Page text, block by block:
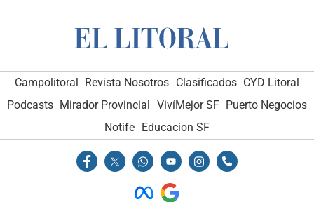
Campolitoral Revista Nosotros Clasificados CYD Litoral
Podcasts Mirador Provincial VivíMejor SF Puerto Negocios
Notife Educacion SF